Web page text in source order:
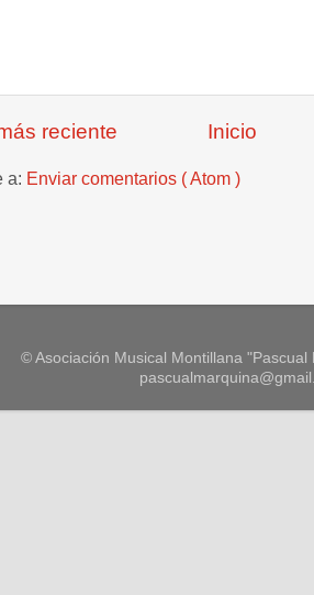
reciente Inicio
a: Enviar comentarios ( Atom )
© Asociación Musical Montillana